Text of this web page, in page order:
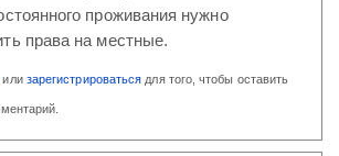
проживания нужно
права на местные.
или зарегистрироваться для того, чтобы оставить